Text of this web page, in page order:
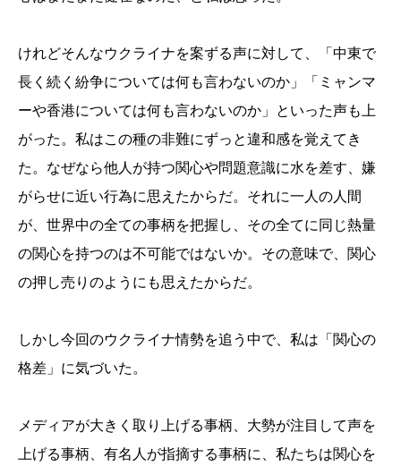
けれどそんなウクライナを案ずる声に対して、「中東で
長く続く紛争については何も言わないのか」「ミャンマ
ーや香港については何も言わないのか」といった声も上
がった。私はこの種の非難にずっと違和感を覚えてき
た。なぜなら他人が持つ関心や問題意識に水を差す、嫌
がらせに近い行為に思えたからだ。それに一人の人間
が、世界中の全ての事柄を把握し、その全てに同じ熱量
の関心を持つのは不可能ではないか。その意味で、関心
の押し売りのようにも思えたからだ。
しかし今回のウクライナ情勢を追う中で、私は「関心の
格差」に気づいた。
メディアが大きく取り上げる事柄、大勢が注目して声を
上げる事柄、有名人が指摘する事柄に、私たちは関心を